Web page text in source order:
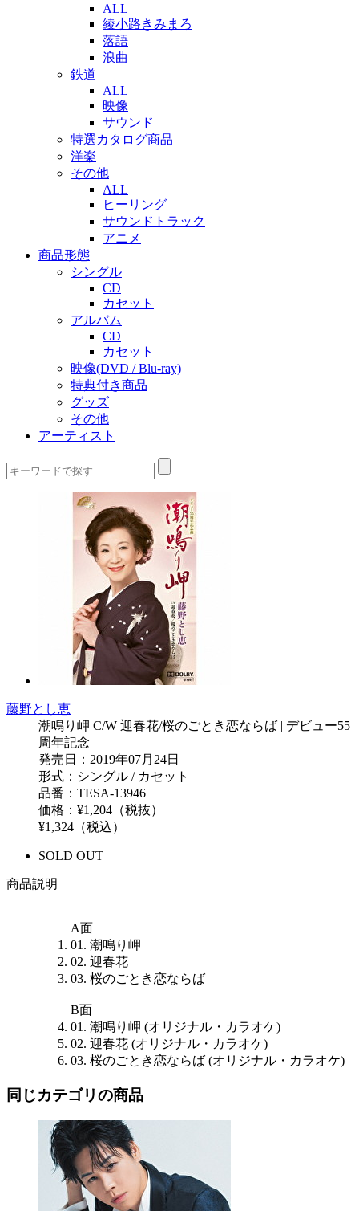
ALL
綾小路きみまろ
落語
浪曲
鉄道
ALL
映像
サウンド
特選カタログ商品
洋楽
その他
ALL
ヒーリング
サウンドトラック
アニメ
商品形態
シングル
CD
カセット
アルバム
CD
カセット
映像(DVD / Blu-ray)
特典付き商品
グッズ
その他
アーティスト
藤野とし恵
潮鳴り岬 C/W 迎春花/桜のごとき恋ならば | デビュー55
周年記念
発売日：2019年07月24日
形式：シングル / カセット
品番：TESA-13946
価格：¥1,204（税抜）
¥1,324（税込）
SOLD OUT
商品説明
A面
01. 潮鳴り岬
02. 迎春花
03. 桜のごとき恋ならば
B面
01. 潮鳴り岬 (オリジナル・カラオケ)
02. 迎春花 (オリジナル・カラオケ)
03. 桜のごとき恋ならば (オリジナル・カラオケ)
同じカテゴリの商品